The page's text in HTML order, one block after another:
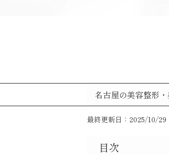
名古屋の美容整形
最終更新日：2025/10/29
目次